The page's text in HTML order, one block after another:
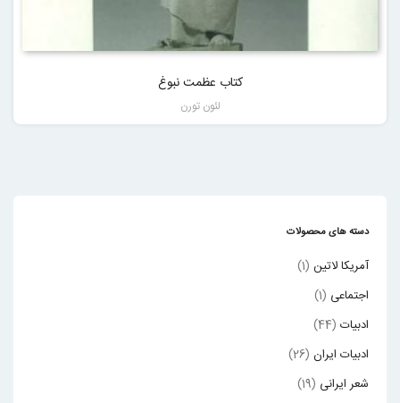
کتاب عظمت نبوغ
لئون تورن
دسته های محصولات
آمریکا لاتین (1)
اجتماعی (1)
ادبیات (44)
ادبیات ایران (26)
شعر ایرانی (19)